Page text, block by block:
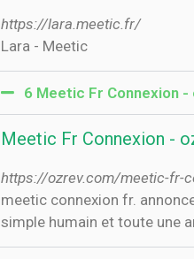
https://lara.meetic.fr/
Lara - Meetic
6 Meetic Fr Connexion -
Meetic Fr Connexion -
https://ozrev.com/meetic-fr-
meetic connexion fr.
simple humain et toute une